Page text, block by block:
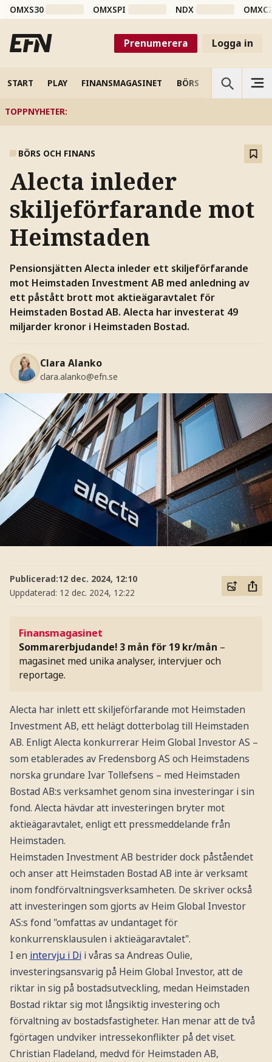
OMXS30 OMXSPI NDX
Prenumerera Logga in
START PLAY FINANSMAGASINET BÖRS VETENSKAP
TOPPNYHETER:
BÖRS OCH FINANS
Alecta inleder
skiljeförfarande mot
Heimstaden
Pensionsjätten Alecta inleder ett skiljeförfarande
mot Heimstaden Investment AB med anledning av
ett påstått brott mot aktieägaravtalet för
Heimstaden Bostad AB. Alecta har investerat 49
miljarder kronor i Heimstaden Bostad.
Clara Alanko
clara.alanko@efn.se
Publicerad:12 dec. 2024, 12:10
Uppdaterad: 12 dec. 2024, 12:22
Finansmagasinet
Sommarerbjudande! 3 mån för 19 kr/mån –
magasinet med unika analyser, intervjuer och
reportage.
Alecta har inlett ett skiljeförfarande mot Heimstaden
Investment AB, ett helägt dotterbolag till Heimstaden
AB. Enligt Alecta konkurrerar Heim Global Investor AS –
som etablerades av Fredensborg AS och Heimstadens
norska grundare Ivar Tollefsens – med Heimstaden
Bostad AB:s verksamhet genom sina investeringar i sin
fond. Alecta hävdar att investeringen bryter mot
aktieägaravtalet, enligt ett pressmeddelande från
Heimstaden.
Heimstaden Investment AB bestrider dock påståendet
och anser att Heimstaden Bostad AB inte är verksamt
inom fondförvaltningsverksamheten. De skriver också
att investeringen som gjorts av Heim Global Investor
AS:s fond "omfattas av undantaget för
konkurrensklausulen i aktieägaravtalet".
I en intervju i Dii våras sa Andreas Oulie,
investeringsansvarig på Heim Global Investor, att de
riktar in sig på bostadsutveckling, medan Heimstaden
Bostad riktar sig mot långsiktig investering och
förvaltning av bostadsfastigheter. Han menar att de två
fgörtagen undviker intressekonflikter på det viset.
Christian Fladeland, medvd för Heimstaden AB,